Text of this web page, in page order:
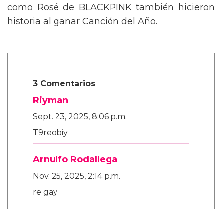
como Rosé de BLACKPINK también hicieron
historia al ganar Canción del Año.
3 Comentarios
Riyman
Sept. 23, 2025, 8:06 p.m.
T9reobiy
Arnulfo Rodallega
Nov. 25, 2025, 2:14 p.m.
re gay